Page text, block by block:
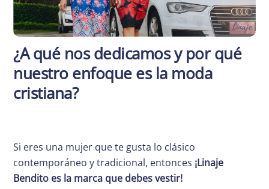
¿A qué nos dedicamos y por qué
nuestro enfoque es la moda
cristiana?
Si eres una mujer que te gusta lo clásico
contemporáneo y tradicional, entonces ¡Linaje
Bendito es la marca que debes vestir!